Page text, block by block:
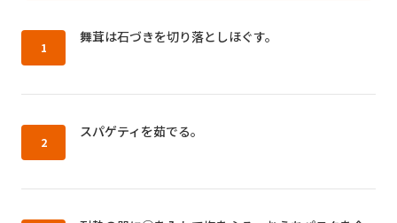
作り方1：
舞茸は石づきを切り落としほぐす。
作り方2：
スパゲティを茹でる。